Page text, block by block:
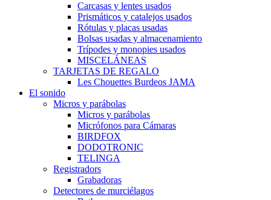
Carcasas y lentes usados
Prismáticos y catalejos usados
Rótulas y placas usadas
Bolsas usadas y almacenamiento
Trípodes y monopies usados
MISCELÁNEAS
TARJETAS DE REGALO
Les Chouettes Burdeos JAMA
El sonido
Micros y parábolas
Micros y parábolas
Micrófonos para Cámaras
BIRDFOX
DODOTRONIC
TELINGA
Registradors
Grabadoras
Detectores de murciélagos